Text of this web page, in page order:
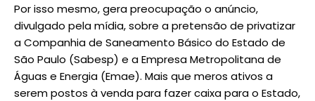
Por isso mesmo, gera preocupação o anúncio,
divulgado pela mídia, sobre a pretensão de privatizar
a Companhia de Saneamento Básico do Estado de
São Paulo (Sabesp) e a Empresa Metropolitana de
Águas e Energia (Emae). Mais que meros ativos a
serem postos à venda para fazer caixa para o Estado,